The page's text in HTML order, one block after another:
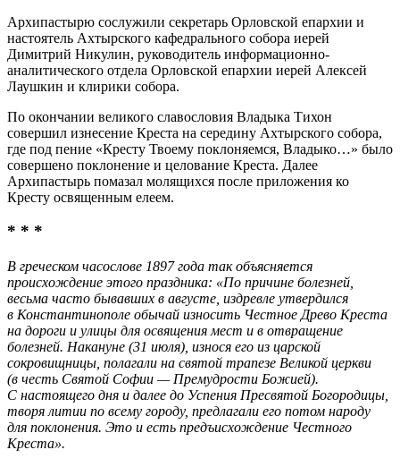
Архипастырю сослужили секретарь Орловской епархии и
настоятель Ахтырского кафедрального собора иерей
Димитрий Никулин, руководитель информационно-
аналитического отдела Орловской епархии иерей Алексей
Лаушкин и клирики собора.
По окончании великого славословия Владыка Тихон
совершил изнесение Креста на середину Ахтырского собора,
где под пение «Кресту Твоему поклоняемся, Владыко…» было
совершено поклонение и целование Креста. Далее
Архипастырь помазал молящихся после приложения ко
Кресту освященным елеем.
* * *
В греческом часослове 1897 года так объясняется
происхождение этого праздника: «По причине болезней,
весьма часто бывавших в августе, издревле утвердился
в Константинополе обычай износить Честное Древо Креста
на дороги и улицы для освящения мест и в отвращение
болезней. Накануне (31 июля), износя его из царской
сокровищницы, полагали на святой трапезе Великой церкви
(в честь Святой Софии — Премудрости Божией).
С настоящего дня и далее до Успения Пресвятой Богородицы,
творя литии по всему городу, предлагали его потом народу
для поклонения. Это и есть предъисхождение Честного
Креста».